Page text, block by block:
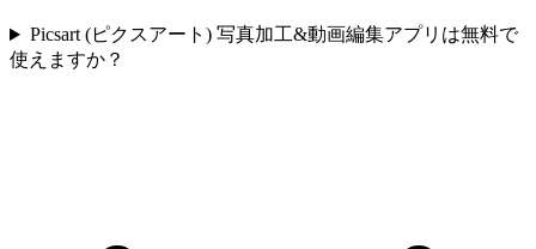
Picsart (ピクスアート) 写真加工&動画編集アプリは無料で
使えますか？